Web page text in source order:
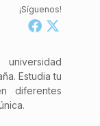
¡Síguenos!
Estudia tu
diferentes